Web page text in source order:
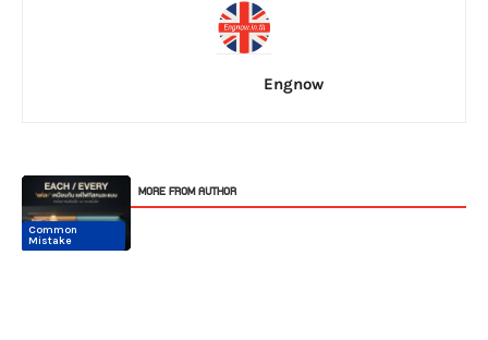
Engnow
RELATED ARTICLES MORE FROM AUTHOR
Common
Mistake
Common
Mistake
Common
Mistake
Common
Mistake
Common
Mistake
Common
Mistake